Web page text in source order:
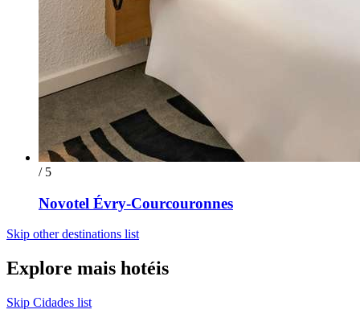
/ 5
Novotel Évry-Courcouronnes
Skip other destinations list
Explore mais hotéis
Skip Cidades list